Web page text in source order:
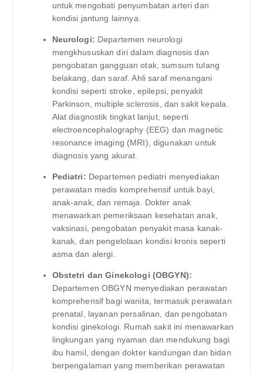
untuk mengobati penyumbatan arteri dan
kondisi jantung lainnya.
Neurologi: Departemen neurologi
mengkhususkan diri dalam diagnosis dan
pengobatan gangguan otak, sumsum tulang
belakang, dan saraf. Ahli saraf menangani
kondisi seperti stroke, epilepsi, penyakit
Parkinson, multiple sclerosis, dan sakit kepala.
Alat diagnostik tingkat lanjut, seperti
electroencephalography (EEG) dan magnetic
resonance imaging (MRI), digunakan untuk
diagnosis yang akurat.
Pediatri: Departemen pediatri menyediakan
perawatan medis komprehensif untuk bayi,
anak-anak, dan remaja. Dokter anak
menawarkan pemeriksaan kesehatan anak,
vaksinasi, pengobatan penyakit masa kanak-
kanak, dan pengelolaan kondisi kronis seperti
asma dan alergi.
Obstetri dan Ginekologi (OBGYN):
Departemen OBGYN menyediakan perawatan
komprehensif bagi wanita, termasuk perawatan
prenatal, layanan persalinan, dan pengobatan
kondisi ginekologi. Rumah sakit ini menawarkan
lingkungan yang nyaman dan mendukung bagi
ibu hamil, dengan dokter kandungan dan bidan
berpengalaman yang memberikan perawatan